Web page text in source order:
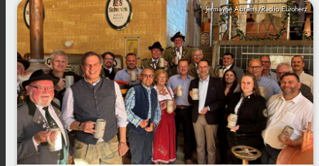
Jermayne Abrams/Radio Euroherz